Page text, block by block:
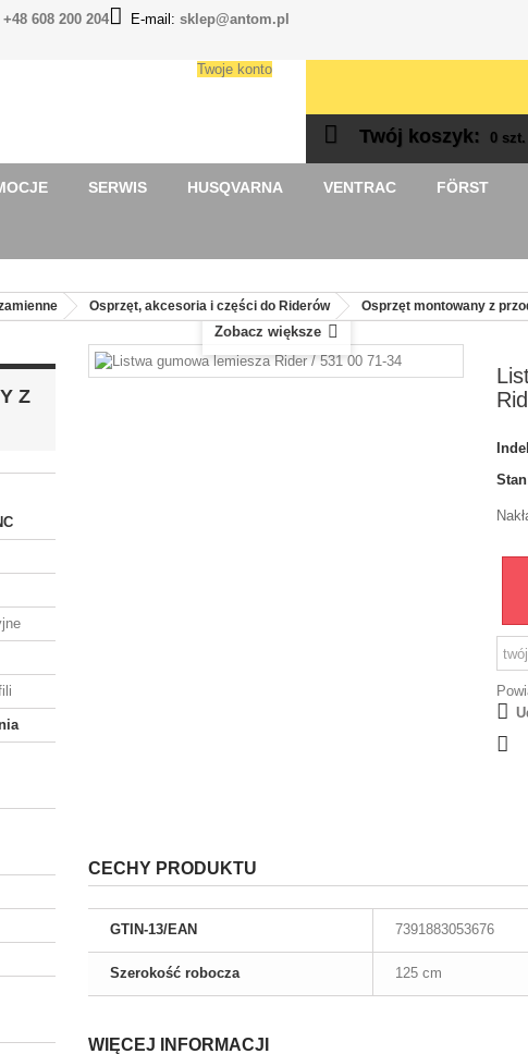
+48 608 200 204 E-mail: sklep@antom.pl
Twój koszyk: 0 szt.
Twoje konto
SERWIS HUSQVARNA VENTRAC FÖRST
Osprzęt, akcesoria i części do Riderów Osprzęt montowany z
Z
Zobacz większe
CECHY PRODUKTU
GTIN-13/EAN 7391883053676
Szerokość robocza 125 cm
WIĘCEJ INFORMACJI